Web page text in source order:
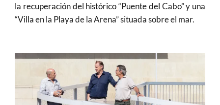
la recuperación del histórico “Puente del Cabo” y una
“Villa en la Playa de la Arena” situada sobre el mar.